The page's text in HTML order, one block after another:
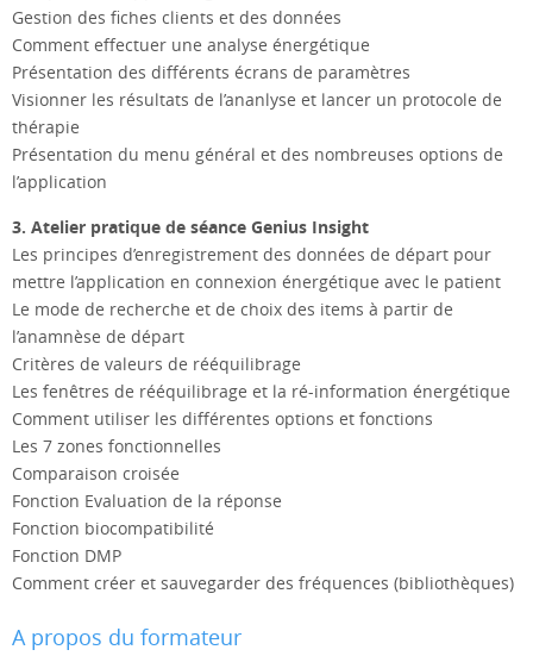
Gestion des fiches clients et des données
Comment effectuer une analyse énergétique
Présentation des différents écrans de paramètres
Visionner les résultats de l’ananlyse et lancer un protocole de
thérapie
Présentation du menu général et des nombreuses options de
l’application
3. Atelier pratique de séance Genius Insight
Les principes d’enregistrement des données de départ pour
mettre l’application en connexion énergétique avec le patient
Le mode de recherche et de choix des items à partir de
l’anamnèse de départ
Critères de valeurs de rééquilibrage
Les fenêtres de rééquilibrage et la ré-information énergétique
Comment utiliser les différentes options et fonctions
Les 7 zones fonctionnelles
Comparaison croisée
Fonction Evaluation de la réponse
Fonction biocompatibilité
Fonction DMP
Comment créer et sauvegarder des fréquences (bibliothèques)
A propos du formateur